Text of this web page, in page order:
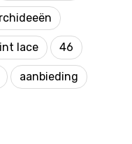
lace 46
aanbieding